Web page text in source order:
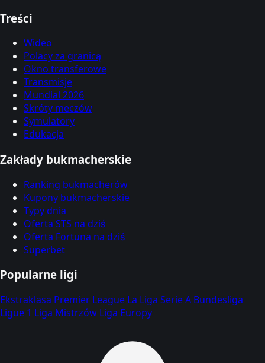
Treści
Wideo
Polacy za granicą
Okno transferowe
Transmisje
Mundial 2026
Skróty meczów
Symulatory
Edukacja
Zakłady bukmacherskie
Ranking bukmacherów
Kupony bukmacherskie
Typy dnia
Oferta STS na dziś
Oferta Fortuna na dziś
Superbet
Popularne ligi
Ekstraklasa Premier League La Liga Serie A Bundesliga
Ligue 1 Liga Mistrzów Liga Europy